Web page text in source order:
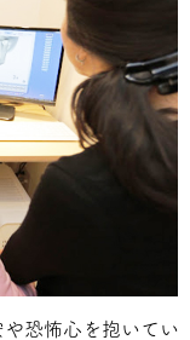
恐怖心を抱いてい